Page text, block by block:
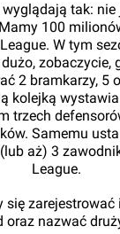
tak:
100
W tym
2 bramkarzy, 5
kolejką
trzech
Samemu
aż) 3
League.
się
oraz nazwać